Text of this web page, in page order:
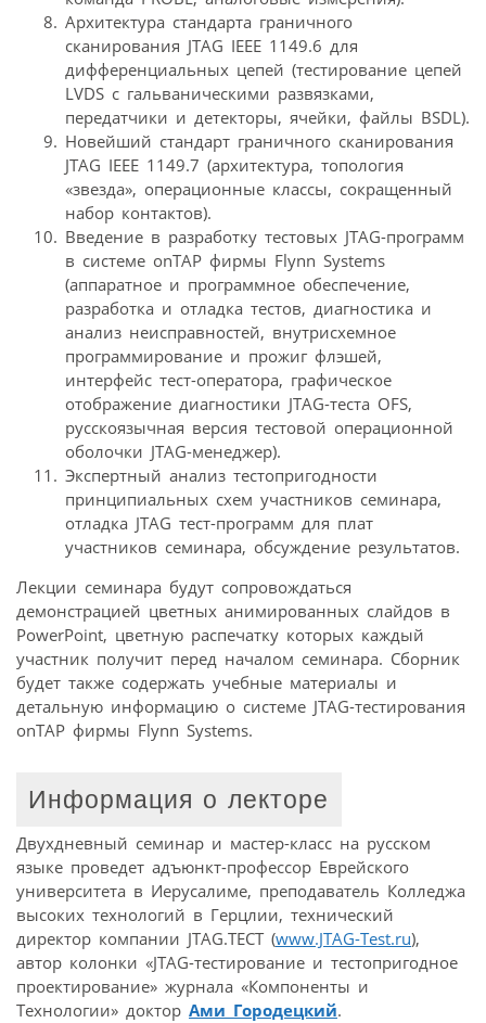
Архитектура стандарта граничного
сканирования JTAG IEEE 1149.6 для
дифференциальных цепей (тестирование цепей
LVDS c гальваническими развязками,
передатчики и детекторы, ячейки, файлы BSDL).
Новейший стандарт граничного сканирования
JTAG IEEE 1149.7 (архитектура, топология
«звезда», операционные классы, сокращенный
набор контактов).
Введение в разработку тестовых JTAG-программ
в системе onTAP фирмы Flynn Systems
(аппаратное и программное обеспечение,
разработка и отладка тестов, диагностика и
анализ неисправностей, внутрисхемное
программирование и прожиг флэшей,
интерфейс тест-оператора, графическое
отображение диагностики JTAG-теста OFS,
русскоязычная версия тестовой операционной
оболочки JTAG-менеджер).
Экспертный анализ тестопригодности
принципиальных схем участников семинара,
отладка JTAG тест-программ для плат
участников семинара, обсуждение результатов.
Лекции семинара будут сопровождаться
демонстрацией цветных анимированных слайдов в
PowerPoint, цветную распечатку которых каждый
участник получит перед началом семинара. Сборник
будет также содержать учебные материалы и
детальную информацию о системе JTAG-тестирования
onTAP фирмы Flynn Systems.
Информация о лекторе
Двухдневный семинар и мастер-класс на русском
языке проведет адъюнкт-профессор Еврейского
университета в Иерусалиме, преподаватель Колледжа
высоких технологий в Герцлии, технический
директор компании JTAG.TECT (www.JTAG-Test.ru),
автор колонки «JTAG-тестирование и тестопригодное
проектирование» журнала «Компоненты и
Технологии» доктор Ами Городецкий.